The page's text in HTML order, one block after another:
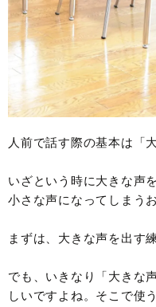
人前で話す際の基本は「
いざという時に大きな声
小さな声になってしまう
まずは、大きな声を出す
でも、いきなり「大きな
しいですよね。そこで使